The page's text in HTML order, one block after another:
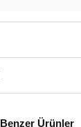
Benzer Ürünler